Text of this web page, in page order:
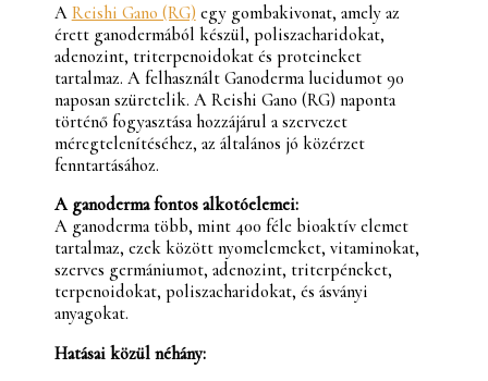
A Reishi Gano (RG) egy gombakivonat, amely az
érett ganodermából készül, poliszacharidokat,
adenozint, triterpenoidokat és proteineket
tartalmaz. A felhasznált Ganoderma lucidumot 90
naposan szüretelik. A Reishi Gano (RG) naponta
történő fogyasztása hozzájárul a szervezet
méregtelenítéséhez, az általános jó közérzet
fenntartásához.
A ganoderma fontos alkotóelemei:
A ganoderma több, mint 400 féle bioaktív elemet
tartalmaz, ezek között nyomelemeket, vitaminokat,
szerves germániumot, adenozint, triterpéneket,
terpenoidokat, poliszacharidokat, és ásványi
anyagokat.
Hatásai közül néhány: